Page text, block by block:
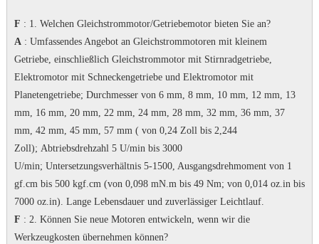
F : 1. Welchen Gleichstrommotor/Getriebemotor bieten Sie an?
A: Umfassendes Angebot an Gleichstrommotoren mit kleinem
Getriebe, einschließlich Gleichstrommotor mit Stirnradgetriebe,
Elektromotor mit Schneckengetriebe und Elektromotor mit
Planetengetriebe; Durchmesser von 6 mm, 8 mm, 10 mm, 12 mm, 13
mm, 16 mm, 20 mm, 22 mm, 24 mm, 28 mm, 32 mm, 36 mm, 37
mm, 42 mm, 45 mm, 57 mm ( von 0,24 Zoll bis 2,244
Zoll); Abtriebsdrehzahl 5 U/min bis 3000
U/min; Untersetzungsverhältnis 5-1500, Ausgangsdrehmoment von 1
gf.cm bis 500 kgf.cm (von 0,098 mN.m bis 49 Nm; von 0,014 oz.in bis
7000 oz.in). Lange Lebensdauer und zuverlässiger Leichtlauf.
F : 2. Können Sie neue Motoren entwickeln, wenn wir die
Werkzeugkosten übernehmen können?